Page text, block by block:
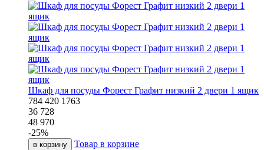
Шкаф для посуды Форест Графит низкий 2 двери 1 ящик
784 420 1763
36 728
48 970
-25%
в корзину Товар в корзине